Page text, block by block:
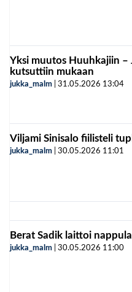
Yksi muutos Huuhkajiin –
kutsuttiin mukaan
jukka_malm 31.05.2026 13:04
Viljami Sinisalo fiilisteli
jukka_malm 30.05.2026 11:01
Berat Sadik laittoi
jukka_malm 30.05.2026 11:00